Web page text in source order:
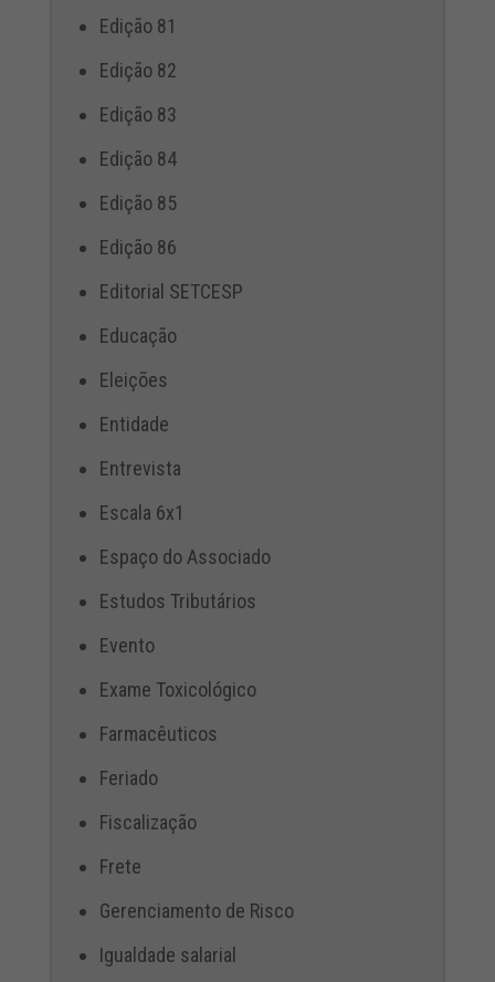
Edição 81
Edição 82
Edição 83
Edição 84
Edição 85
Edição 86
Editorial SETCESP
Educação
Eleições
Entidade
Entrevista
Escala 6x1
Espaço do Associado
Estudos Tributários
Evento
Exame Toxicológico
Farmacêuticos
Feriado
Fiscalização
Frete
Gerenciamento de Risco
Igualdade salarial